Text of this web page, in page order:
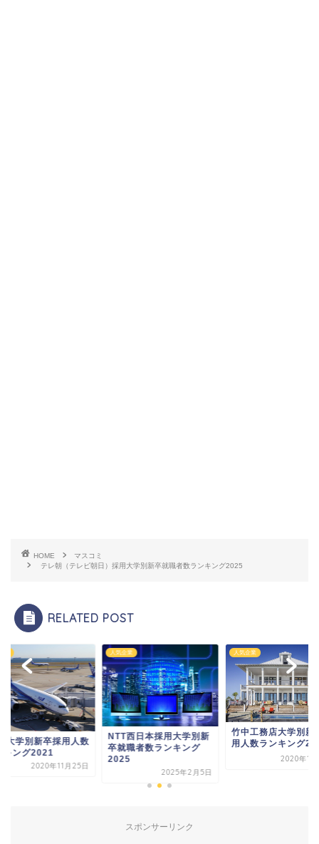
HOME
マスコミ
テレ朝（テレビ朝日）採用大学別新卒就職者数ランキング2025
RELATED POST
大学別新卒採用人数
キング2021
2020年11月25日
人気企業
NTT西日本採用大学別新
卒就職者数ランキング
2025
2025年2月5日
人気企業
竹中工務店大学別新
用人数ランキング
2020年12
スポンサーリンク